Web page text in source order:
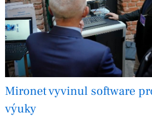
Mironet vyvinul software
výuky